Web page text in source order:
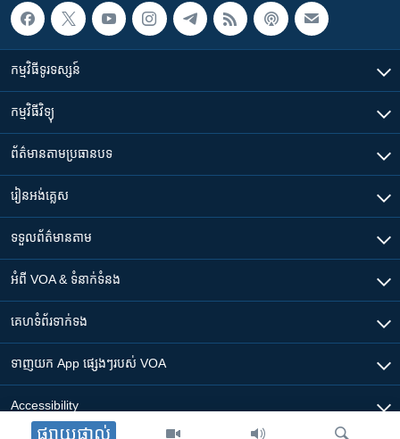
ផ្សាយផ្ទាល់
កម្មវិធី​ទូរទស្សន៍
កម្មវិធី​វិទ្យុ
ព័ត៌មាន​តាមប្រធានបទ​
រៀន​​អង់គ្លេស
ទទួល​ព័ត៌មាន​តាម
អំពី​ VOA & ទំនាក់ទំនង
គេហទំព័រ​​ទាក់ទង
ទាញយក​ App ផ្សេងៗ​របស់​ VOA
Accessibility